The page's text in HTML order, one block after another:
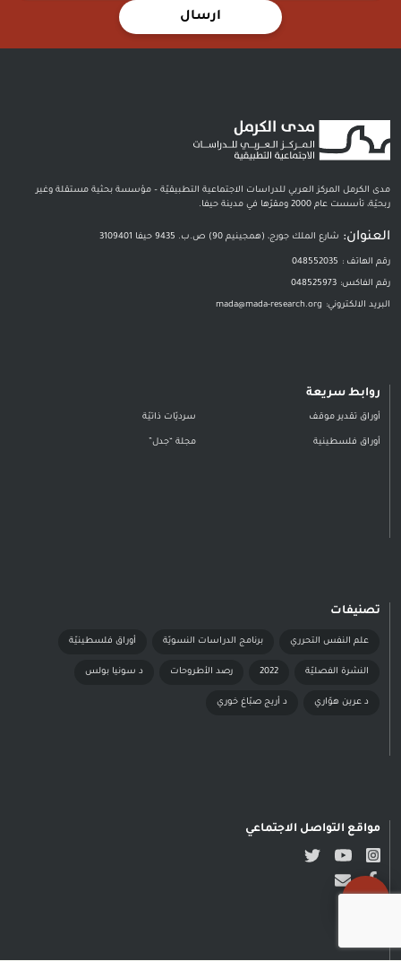
ارسال
مدى الكرمل المركز العربي للدراسات الاجتماعية التطبيقيّة – مؤسسة بحثية مستقلة وغير
ربحيّة، تأسست عام 2000 ومقرّها في مدينة حيفا.
العنوان: شارع الملك جورج، (همجينيم 90) ص.ب. 9435 حيفا 3109401
رقم الهاتف : 048552035
رقم الفاكس: 048525973
البريد الالكتروني: mada@mada-research.org
روابط سريعة
أوراق تقدير موقف سرديّات ذاتيّة
أوراق فلسطينية مجلة “جدل”
تصنيفات
علم النفس التحرري برنامج الدراسات النسويّة أوراق فلسطينيّة
النشرة الفصليّة 2022 رصد الأطروحات د سونيا بولس
د عرين هوّاري د أريج صبّاغ خوري
مواقع التواصل الاجتماعي